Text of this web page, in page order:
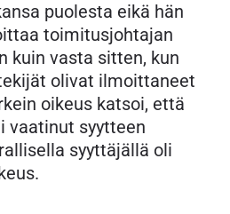
puolesta eikä hän
toimitusjohtajan
kuin vasta sitten, kun
olivat ilmoittaneet
oikeus katsoi, että
vaatinut syytteen
syyttäjällä oli